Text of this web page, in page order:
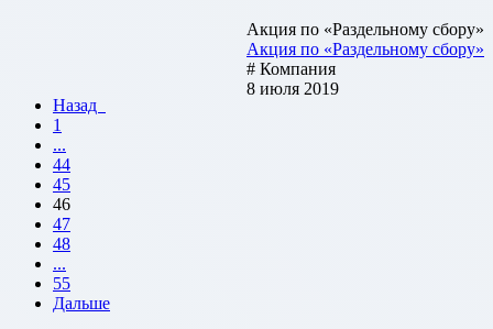
Акция по «Раздельному сбору»
Акция по «Раздельному сбору»
# Компания
8 июля 2019
Назад
1
...
44
45
46
47
48
...
55
Дальше